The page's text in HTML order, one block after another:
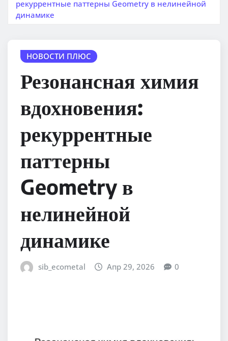
рекуррентные паттерны Geometry в нелинейной
динамике
НОВОСТИ ПЛЮС
Резонансная химия
вдохновения:
рекуррентные
паттерны
Geometry в
нелинейной
динамике
sib_ecometal Апр 29, 2026 0